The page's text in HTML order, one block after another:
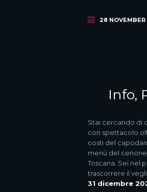
28
Info,
Stai cercando di
con spettacolo
costi del
menù del
Toscana. Sei nel
trascorrere il
31 dicembre